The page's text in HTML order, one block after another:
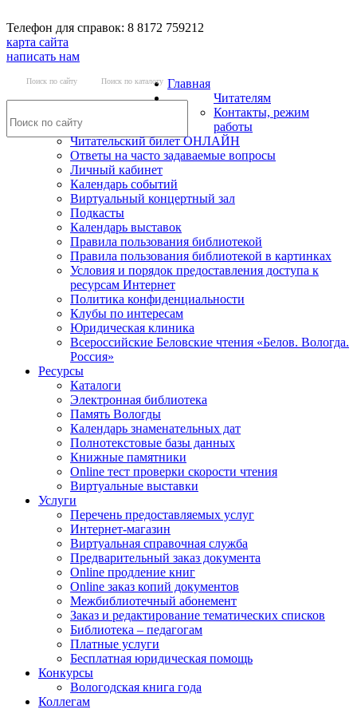
Телефон для справок: 8 8172 759212
карта сайта
написать нам
Поиск по сайту Поиск по каталогу Главная
Читателям
Контакты, режим
работы
Читательский билет ОНЛАЙН
Ответы на часто задаваемые вопросы
Личный кабинет
Календарь событий
Виртуальный концертный зал
Подкасты
Календарь выставок
Правила пользования библиотекой
Правила пользования библиотекой в картинках
Условия и порядок предоставления доступа к
ресурсам Интернет
Политика конфиденциальности
Клубы по интересам
Юридическая клиника
Всероссийские Беловские чтения «Белов. Вологда.
Россия»
Ресурсы
Каталоги
Электронная библиотека
Память Вологды
Календарь знаменательных дат
Полнотекстовые базы данных
Книжные памятники
Online тест проверки скорости чтения
Виртуальные выставки
Услуги
Перечень предоставляемых услуг
Интернет-магазин
Виртуальная справочная служба
Предварительный заказ документа
Online продление книг
Online заказ копий документов
Межбиблиотечный абонемент
Заказ и редактирование тематических списков
Библиотека – педагогам
Платные услуги
Бесплатная юридическая помощь
Конкурсы
Вологодская книга года
Коллегам